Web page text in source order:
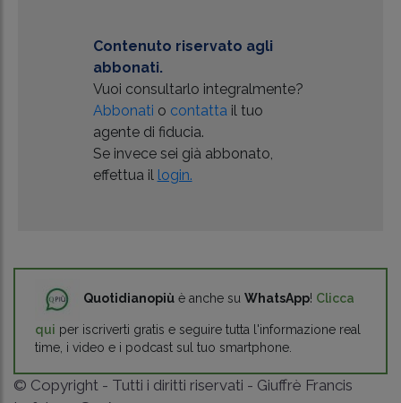
Contenuto riservato agli
abbonati.
Vuoi consultarlo integralmente?
Abbonati o contatta il tuo
agente di fiducia.
Se invece sei già abbonato,
effettua il login.
Quotidianopiù è anche su WhatsApp! Clicca
qui per iscriverti gratis e seguire tutta l'informazione real
time, i video e i podcast sul tuo smartphone.
© Copyright - Tutti i diritti riservati - Giuffrè Francis